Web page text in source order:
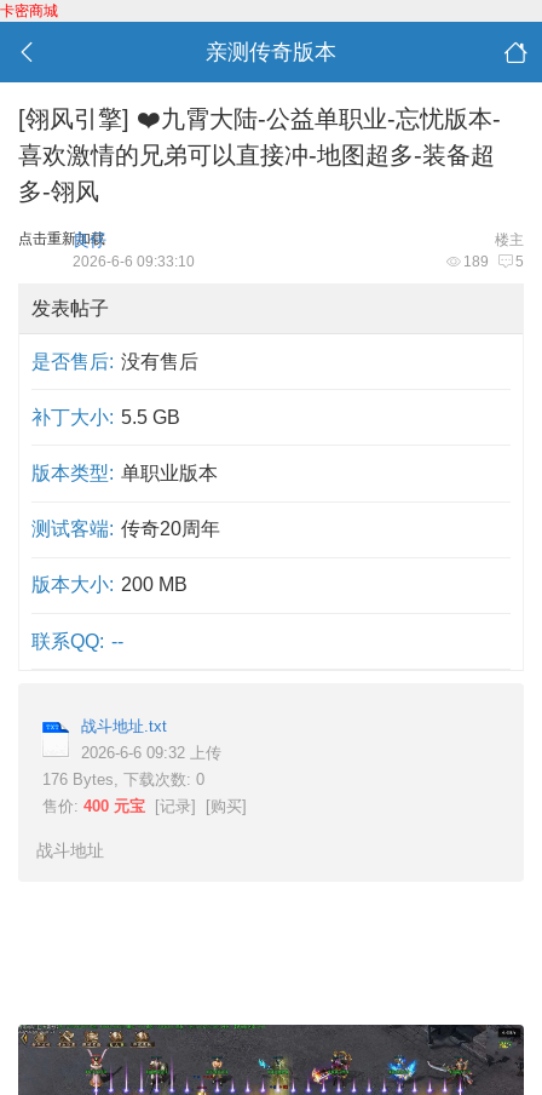
卡密商城
亲测传奇版本
[翎风引擎] ❤️九霄大陆-公益单职业-忘忧版本-
喜欢激情的兄弟可以直接冲-地图超多-装备超
多-翎风
点击重新加载 楼主
良仔
189 5
2026-6-6 09:33:10
发表帖子
是否售后: 没有售后
补丁大小: 5.5 GB
版本类型: 单职业版本
测试客端: 传奇20周年
版本大小: 200 MB
联系QQ: --
战斗地址.txt
2026-6-6 09:32 上传
176 Bytes, 下载次数: 0
售价: 400 元宝 [记录] [购买]
战斗地址